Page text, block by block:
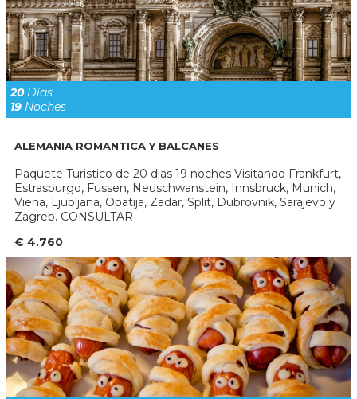
20Días
19 Noches
ALEMANIA ROMANTICA Y BALCANES
Paquete Turistico de 20 dias 19 noches Visitando Frankfurt,
Estrasburgo, Fussen, Neuschwanstein, Innsbruck, Munich,
Viena, Ljubljana, Opatija, Zadar, Split, Dubrovnik, Sarajevo y
Zagreb. CONSULTAR
€ 4.760